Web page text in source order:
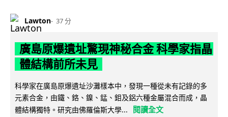
Lawton 37 分
廣島原爆遺址驚現神秘合金 科學家指晶
體結構前所未見
科學家在廣島原爆遺址沙灘樣本中，發現一種從未有記錄的多
元素合金，由鐵、鉻、鎳、錳、鉬及鋁六種金屬混合而成，晶
體結構獨特。研究由佛羅倫斯大學...
閱讀全文